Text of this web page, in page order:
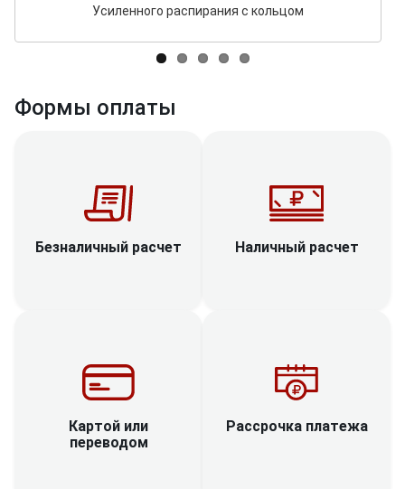
Усиленного распирания с кольцом
Формы оплаты
Безналичный расчет Наличный расчет
Картой или
переводом
Рассрочка платежа